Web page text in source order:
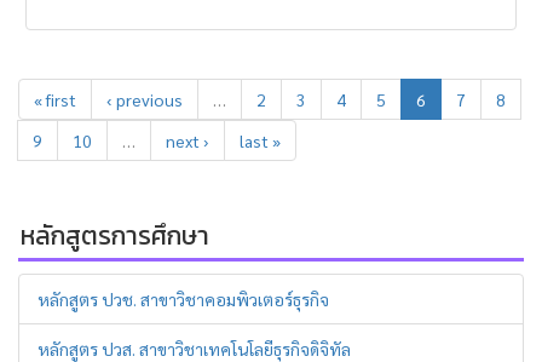
« first ‹ previous … 2 3 4 5 6 7
8
9
10 … next › last »
หลักสูตรการศึกษา
หลักสูตร ปวช. สาขาวิชาคอมพิวเตอร์ธุรกิจ
หลักสูตร ปวส. สาขาวิชาเทคโนโลยีธุรกิจดิจิทัล